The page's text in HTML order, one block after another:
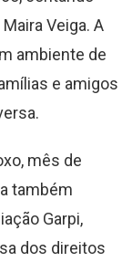
Veiga. A
ambiente de
e amigos
mês de
também
Garpi,
dos direitos